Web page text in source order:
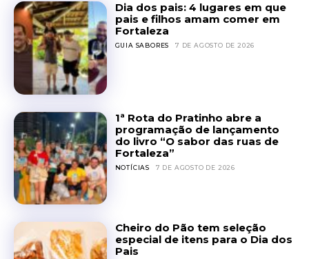
Dia dos pais: 4 lugares em que
pais e filhos amam comer em
Fortaleza
GUIA SABORES 7 DE AGOSTO DE 2026
1ª Rota do Pratinho abre a
programação de lançamento
do livro “O sabor das ruas de
Fortaleza”
NOTÍCIAS 7 DE AGOSTO DE 2026
Cheiro do Pão tem seleção
especial de itens para o Dia dos
Pais